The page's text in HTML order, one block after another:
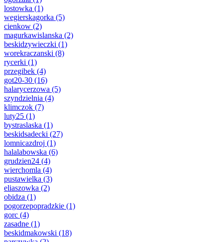
lostowka (1)
wegierskagorka (5)
cienkow (2)
magurkawislanska (2)
beskidzywieczki (1)
worekraczanski (8)
rycerki (1)
przegibek (4)
got20-30 (16)
halarycerzowa (5)
szyndzielnia (4)
klimczok (7)
luty25 (1)
bystraslaska (1)
beskidsadecki (27)
lomnicazdroj (1)
halalabowska (6)
grudzien24 (4)
wierchomla (4)
pustawielka (3)
eliaszowka (2)
obidza (1)
pogorzepopradzkie (1)
gorc (4)
zasadne (1)
beskidmakowski (18)